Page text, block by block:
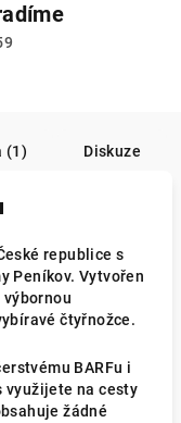
(1) Diskuze
republice s
Peníkov. Vytvořen
čtyřnožce.
BARFu i
využijete na cesty
žádné